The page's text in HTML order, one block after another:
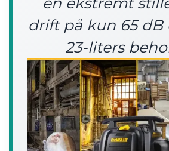
drift på kun 65 dB
23-liters